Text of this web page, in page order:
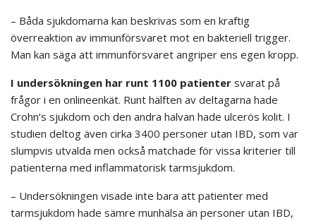
– Båda sjukdomarna kan beskrivas som en kraftig
överreaktion av immunförsvaret mot en bakteriell trigger.
Man kan säga att immunförsvaret angriper ens egen kropp.
I undersökningen har runt 1100 patienter svarat på
frågor i en onlineenkät. Runt hälften av deltagarna hade
Crohn’s sjukdom och den andra halvan hade ulcerös kolit. I
studien deltog även cirka 3400 personer utan IBD, som var
slumpvis utvalda men också matchade för vissa kriterier till
patienterna med inflammatorisk tarmsjukdom.
– Undersökningen visade inte bara att patienter med
tarmsjukdom hade sämre munhälsa än personer utan IBD,